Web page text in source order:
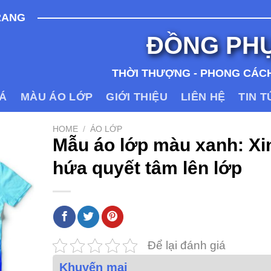
ĐỒNG
THỜI THƯỢNG - PHONG
MÀU ÁO LỚP GIỚI THIỆU LIÊN HỆ TIN
HOME / ÁO LỚP
Mẫu áo lớp màu xanh:
hứa quyết tâm lên lớp
Để lại đánh giá
Khuyến mại